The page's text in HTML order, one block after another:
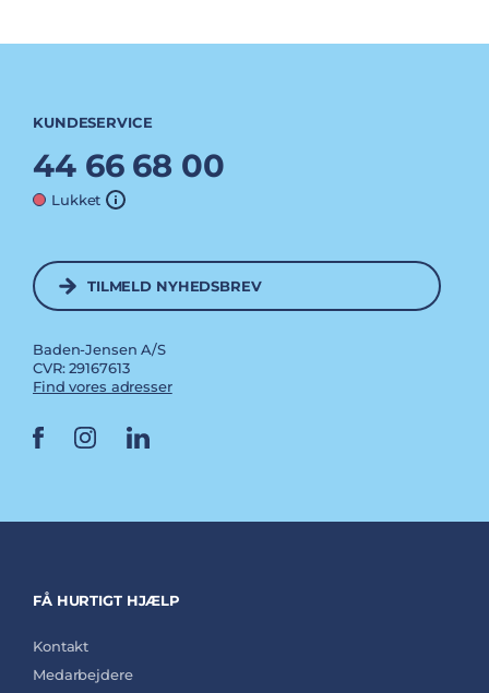
KUNDESERVICE
44 66 68 00
Lukket
TILMELD NYHEDSBREV
Baden-Jensen A/S
CVR: 29167613
Find vores adresser
FÅ HURTIGT HJÆLP
Kontakt
Medarbejdere